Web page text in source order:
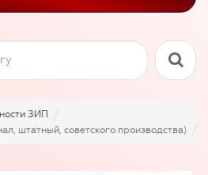
ЗИП
штатный, советского производства)